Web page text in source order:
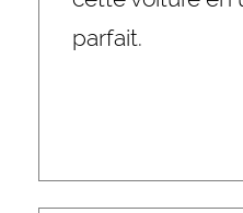
parfait.